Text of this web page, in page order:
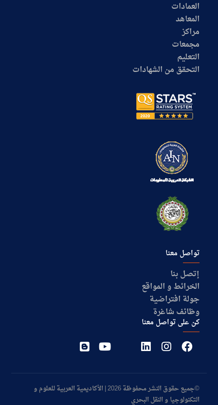
العمادات
المعاهد
مراكز
مجمعات
التعليم
التحقق من الشهادات
تواصل معنا
إتصل بنا
الخرائط و المواقع
جولة افتراضية
وظائف شاغرة
كن على تواصل معنا
©جميع حقوق النشر محفوظة 2026 | الأكاديمية العربية للعلوم و
التكنولوجيا و النقل البحري